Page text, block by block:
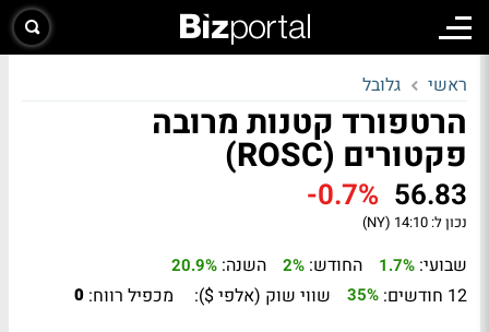
ראשי גלובל
הרטפורד קטנות מרובה
פקטורים (ROSC)
56.83
-0.7%
נכון ל: 14:10 (NY)
שבועי: 1.7% החודש: 2% השנה: 20.9%
12 חודשים: 35% שווי שוק (אלפי $): מכפיל רווח: 0